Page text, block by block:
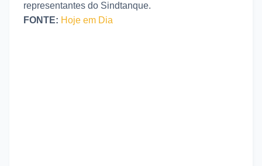
representantes do Sindtanque.
FONTE: Hoje em Dia